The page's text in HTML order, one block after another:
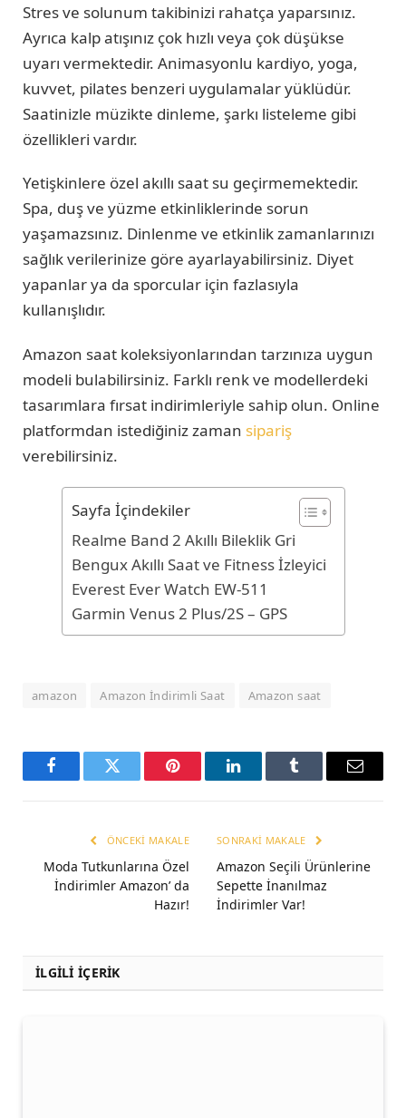
Stres ve solunum takibinizi rahatça yaparsınız.
Ayrıca kalp atışınız çok hızlı veya çok düşükse
uyarı vermektedir. Animasyonlu kardiyo, yoga,
kuvvet, pilates benzeri uygulamalar yüklüdür.
Saatinizle müzikte dinleme, şarkı listeleme gibi
özellikleri vardır.
Yetişkinlere özel akıllı saat su geçirmemektedir.
Spa, duş ve yüzme etkinliklerinde sorun
yaşamazsınız. Dinlenme ve etkinlik zamanlarınızı
sağlık verilerinize göre ayarlayabilirsiniz. Diyet
yapanlar ya da sporcular için fazlasıyla
kullanışlıdır.
Amazon saat koleksiyonlarından tarzınıza uygun
modeli bulabilirsiniz. Farklı renk ve modellerdeki
tasarımlara fırsat indirimleriyle sahip olun. Online
platformdan istediğiniz zaman sipariş
verebilirsiniz.
Sayfa İçindekiler
Realme Band 2 Akıllı Bileklik Gri
Bengux Akıllı Saat ve Fitness İzleyici
Everest Ever Watch EW-511
Garmin Venus 2 Plus/2S – GPS
amazon Amazon İndirimli Saat Amazon saat
FacebookTwitter Pinterest LinkedInTumblr Email
ÖNCEKI MAKALE
Moda Tutkunlarına Özel
İndirimler Amazon’ da
Hazır!
SONRAKI MAKALE
Amazon Seçili Ürünlerine
Sepette İnanılmaz
İndirimler Var!
İLGİLİ İÇERİK